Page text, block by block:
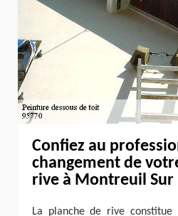
Confiez au
changement de
rive à Montreuil Sur
La planche de rive constitue